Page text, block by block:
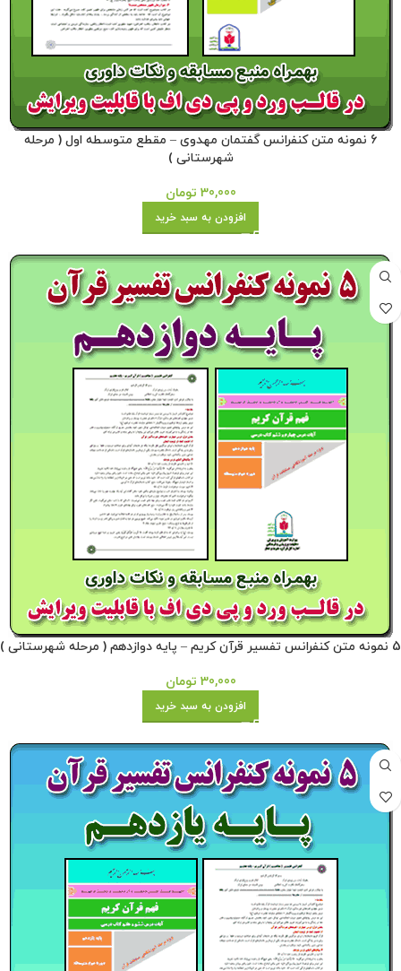
6 نمونه متن کنفرانس گفتمان مهدوی – مقطع متوسطه اول ( مرحله
شهرستانی )
30,000 تومان
افزودن به سبد خرید
5 نمونه متن کنفرانس تفسیر قرآن کریم – پایه دوازدهم ( مرحله شهرستانی )
30,000 تومان
افزودن به سبد خرید